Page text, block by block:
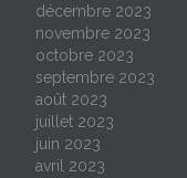
décembre 2023
novembre 2023
octobre 2023
septembre 2023
août 2023
juillet 2023
juin 2023
avril 2023